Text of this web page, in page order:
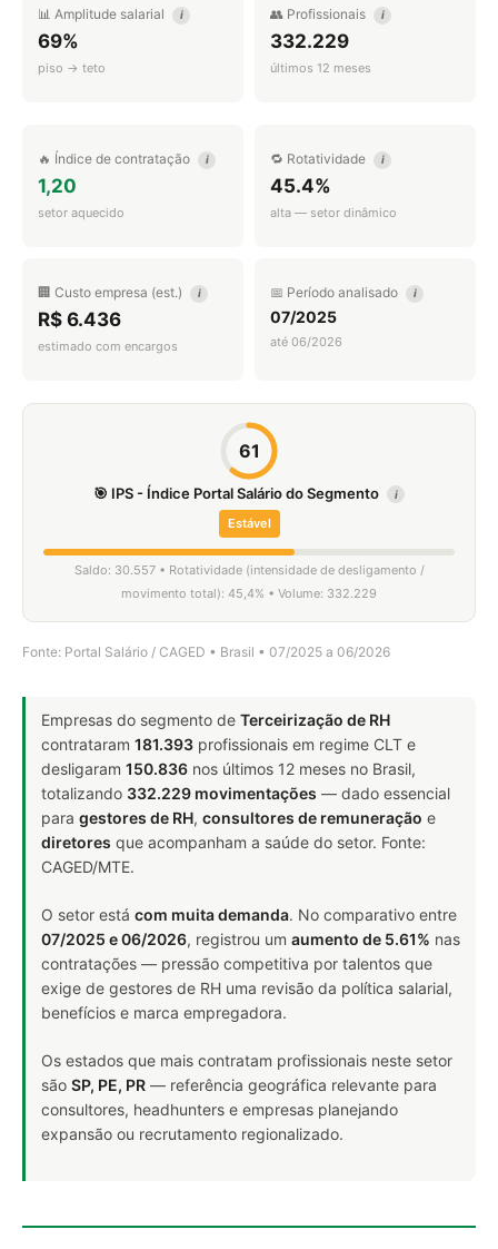
📊 Amplitude salarial i
69%
piso → teto
👥 Profissionais i
332.229
últimos 12 meses
🔥 Índice de contratação i
1,20
setor aquecido
🔁 Rotatividade i
45.4%
alta — setor dinâmico
🏢 Custo empresa (est.) i
R$ 6.436
estimado com encargos
📅 Período analisado i
07/2025
até 06/2026
61
🎯 IPS - Índice Portal Salário do Segmento i
Estável
Saldo: 30.557 • Rotatividade (intensidade de desligamento /
movimento total): 45,4% • Volume: 332.229
Fonte: Portal Salário / CAGED • Brasil • 07/2025 a 06/2026
Empresas do segmento de Terceirização de RH
contrataram 181.393 profissionais em regime CLT e
desligaram 150.836 nos últimos 12 meses no Brasil,
totalizando 332.229 movimentações — dado essencial
para gestores de RH, consultores de remuneração e
diretores que acompanham a saúde do setor. Fonte:
CAGED/MTE.
O setor está com muita demanda. No comparativo entre
07/2025 e 06/2026, registrou um aumento de 5.61% nas
contratações — pressão competitiva por talentos que
exige de gestores de RH uma revisão da política salarial,
benefícios e marca empregadora.
Os estados que mais contratam profissionais neste setor
são SP, PE, PR — referência geográfica relevante para
consultores, headhunters e empresas planejando
expansão ou recrutamento regionalizado.